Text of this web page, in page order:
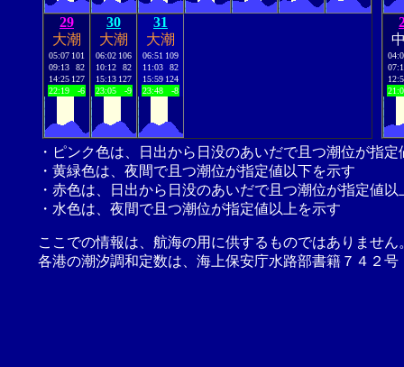
29
大潮
05:07 101
09:13
82
14:25 127
22:19
-6
30
大潮
06:02 106
10:12
82
15:13 127
23:05
-9
31
大潮
06:51 109
11:03
82
15:59 124
23:48
-8
・ピンク色は、日出から日没のあいだで且つ潮位が指
・黄緑色は、夜間で且つ潮位が指定値以下を示す
・赤色は、日出から日没のあいだで且つ潮位が指定値以
・水色は、夜間で且つ潮位が指定値以上を示す
ここでの情報は、航海の用に供するものではありませ
各港の潮汐調和定数は、海上保安庁水路部書籍７４２